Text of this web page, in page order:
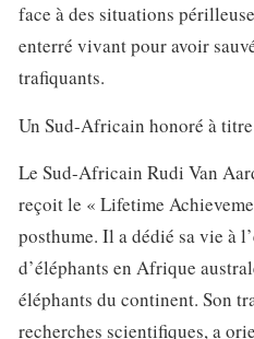
face à des situations
enterré vivant pour avoir
trafiquants.
Un Sud-Africain honoré à
Le Sud-Africain Rudi Van
reçoit le « Lifetime
posthume. Il a dédié sa vie à
d’éléphants en Afrique
éléphants du continent. Son
recherches scientifiques, a